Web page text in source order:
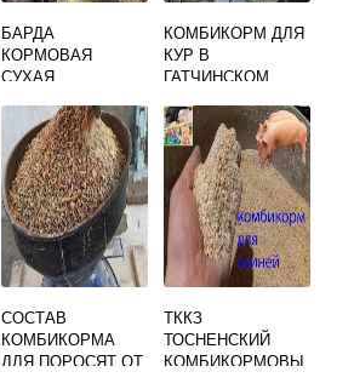
БАРДА
КОРМОВАЯ
СУХАЯ
КОМБИКОРМ ДЛЯ
КУР В
ГАТЧИНСКОМ
СОСТАВ
КОМБИКОРМА
ДЛЯ ПОРОСЯТ ОТ
ТККЗ
ТОСНЕНСКИЙ
КОМБИКОРМОВЫ